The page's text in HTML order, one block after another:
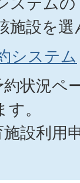
施設を
システム
状況ペ
。
設利用